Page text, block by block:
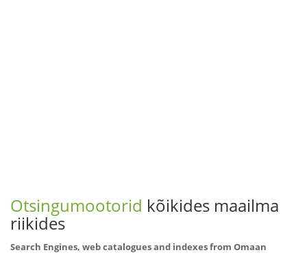
Otsingumootorid kõikides maailma
riikides
Search Engines, web catalogues and indexes from Omaan